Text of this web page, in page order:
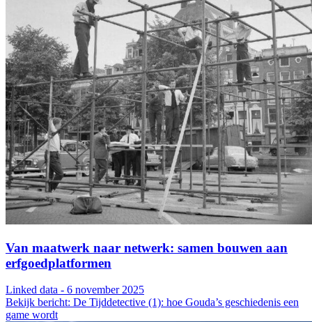
Van maatwerk naar netwerk: samen bouwen aan
erfgoedplatformen
Linked data - 6 november 2025
Bekijk bericht: De Tijddetective (1): hoe Gouda’s geschiedenis een
game wordt